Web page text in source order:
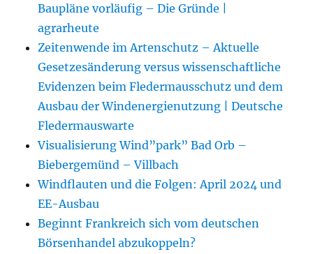
Baupläne vorläufig – Die Gründe |
agrarheute
Zeitenwende im Artenschutz – Aktuelle
Gesetzesänderung versus wissenschaftliche
Evidenzen beim Fledermausschutz und dem
Ausbau der Windenergienutzung | Deutsche
Fledermauswarte
Visualisierung Wind”park” Bad Orb –
Biebergemünd – Villbach
Windflauten und die Folgen: April 2024 und
EE-Ausbau
Beginnt Frankreich sich vom deutschen
Börsenhandel abzukoppeln?